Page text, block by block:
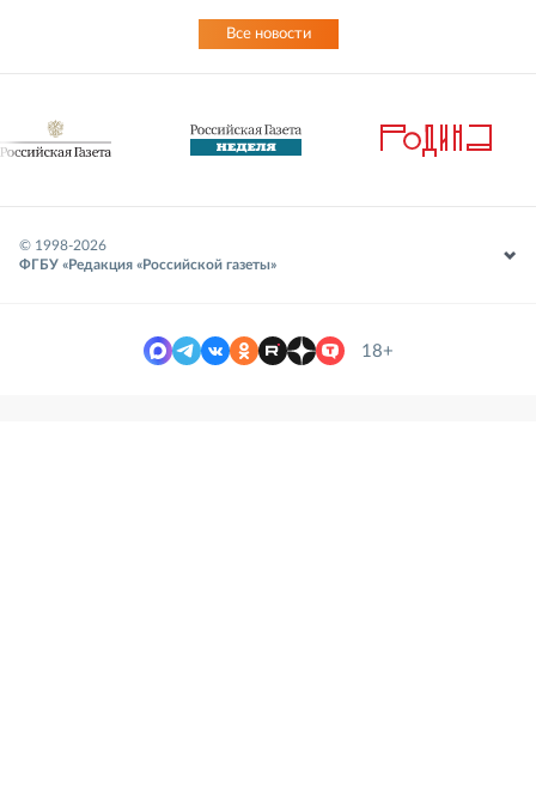
Все новости
© 1998-2026
ФГБУ «Редакция «Российской газеты»
18+